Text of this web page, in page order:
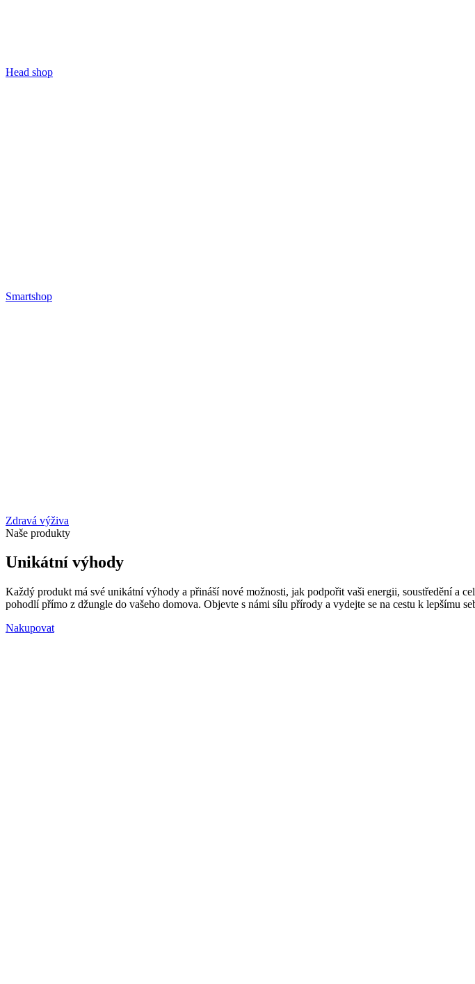
Head shop
Smartshop
Zdravá výživa
Naše produkty
Unikátní výhody
Každý produkt má své unikátní výhody a přináší nové možnosti, jak podpořit vaši energii, soustředění a
pohodlí přímo z džungle do vašeho domova. Objevte s námi sílu přírody a vydejte se na cestu k lepšímu
Nakupovat